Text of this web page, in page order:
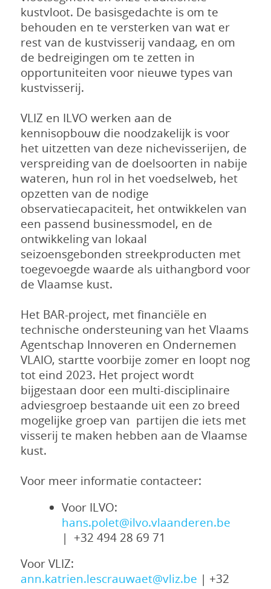
kustvloot. De basisgedachte is om te
behouden en te versterken van wat er
rest van de kustvisserij vandaag, en om
de bedreigingen om te zetten in
opportuniteiten voor nieuwe types van
kustvisserij.
VLIZ en ILVO werken aan de
kennisopbouw die noodzakelijk is voor
het uitzetten van deze nichevisserijen, de
verspreiding van de doelsoorten in nabije
wateren, hun rol in het voedselweb, het
opzetten van de nodige
observatiecapaciteit, het ontwikkelen van
een passend businessmodel, en de
ontwikkeling van lokaal
seizoensgebonden streekproducten met
toegevoegde waarde als uithangbord voor
de Vlaamse kust.
Het BAR-project, met financiële en
technische ondersteuning van het Vlaams
Agentschap Innoveren en Ondernemen
VLAIO, startte voorbije zomer en loopt nog
tot eind 2023. Het project wordt
bijgestaan door een multi-disciplinaire
adviesgroep bestaande uit een zo breed
mogelijke groep van partijen die iets met
visserij te maken hebben aan de Vlaamse
kust.
Voor meer informatie contacteer:
Voor ILVO:
hans.polet@ilvo.vlaanderen.be
| +32 494 28 69 71
Voor VLIZ:
ann.katrien.lescrauwaet@vliz.be | +32